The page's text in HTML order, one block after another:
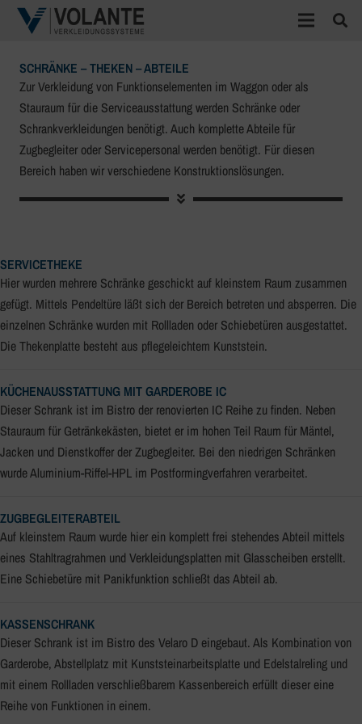
SCHRÄNKE – THEKEN – ABTEILE
Zur Verkleidung von Funktionselementen im Waggon oder als
Stauraum für die Serviceausstattung werden Schränke oder
Schrankverkleidungen benötigt. Auch komplette Abteile für
Zugbegleiter oder Servicepersonal werden benötigt. Für diesen
Bereich haben wir verschiedene Konstruktionslösungen.
SERVICETHEKE
Hier wurden mehrere Schränke geschickt auf kleinstem Raum zusammen
gefügt. Mittels Pendeltüre läßt sich der Bereich betreten und absperren. Die
einzelnen Schränke wurden mit Rollladen oder Schiebetüren ausgestattet.
Die Thekenplatte besteht aus pflegeleichtem Kunststein.
KÜCHENAUSSTATTUNG MIT GARDEROBE IC
Dieser Schrank ist im Bistro der renovierten IC Reihe zu finden. Neben
Stauraum für Getränkekästen, bietet er im hohen Teil Raum für Mäntel,
Jacken und Dienstkoffer der Zugbegleiter. Bei den niedrigen Schränken
wurde Aluminium-Riffel-HPL im Postformingverfahren verarbeitet.
ZUGBEGLEITERABTEIL
Auf kleinstem Raum wurde hier ein komplett frei stehendes Abteil mittels
eines Stahltragrahmen und Verkleidungsplatten mit Glasscheiben erstellt.
Eine Schiebetüre mit Panikfunktion schließt das Abteil ab.
KASSENSCHRANK
Dieser Schrank ist im Bistro des Velaro D eingebaut. Als Kombination von
Garderobe, Abstellplatz mit Kunststeinarbeitsplatte und Edelstalreling und
mit einem Rollladen verschließbarem Kassenbereich erfüllt dieser eine
Reihe von Funktionen in einem.